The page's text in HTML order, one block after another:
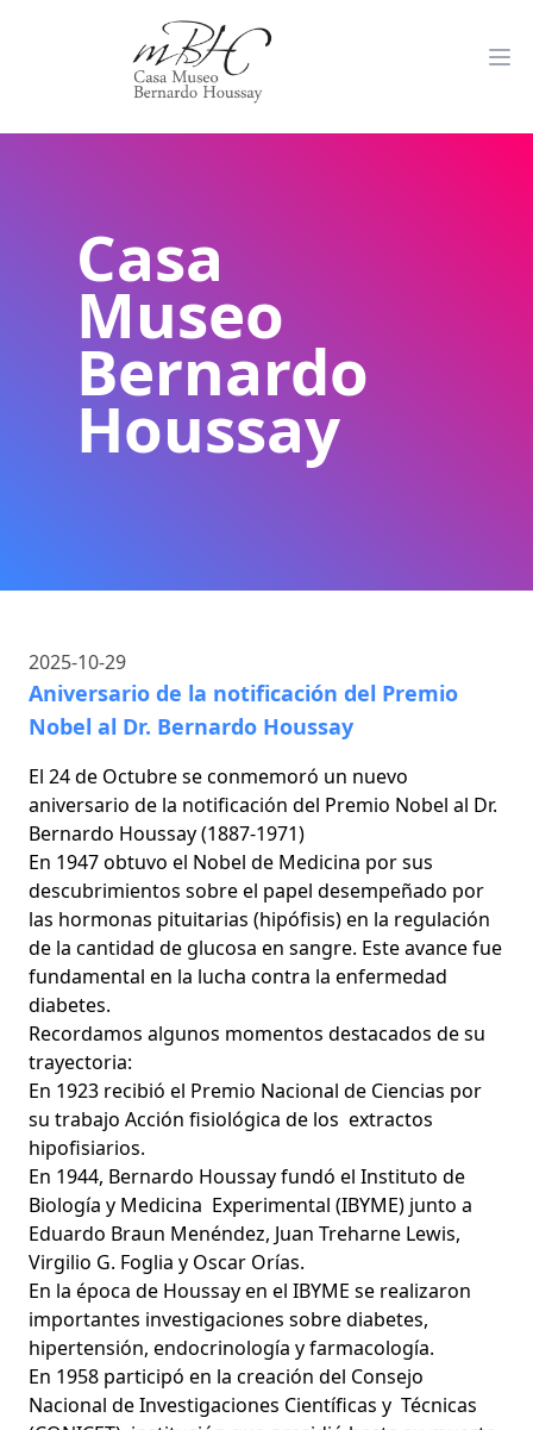
Casa
Museo
Bernardo
Houssay
2025-10-29
Aniversario de la notificación del Premio
Nobel al Dr. Bernardo Houssay
El 24 de Octubre se conmemoró un nuevo
aniversario de la notificación del Premio Nobel al Dr.
Bernardo Houssay (1887-1971)
En 1947 obtuvo el Nobel de Medicina por sus
descubrimientos sobre el papel desempeñado por
las hormonas pituitarias (hipófisis) en la regulación
de la cantidad de glucosa en sangre. Este avance fue
fundamental en la lucha contra la enfermedad
diabetes.
Recordamos algunos momentos destacados de su
trayectoria:
En 1923 recibió el Premio Nacional de Ciencias por
su trabajo Acción fisiológica de los extractos
hipofisiarios.
En 1944, Bernardo Houssay fundó el Instituto de
Biología y Medicina Experimental (IBYME) junto a
Eduardo Braun Menéndez, Juan Treharne Lewis,
Virgilio G. Foglia y Oscar Orías.
En la época de Houssay en el IBYME se realizaron
importantes investigaciones sobre diabetes,
hipertensión, endocrinología y farmacología.
En 1958 participó en la creación del Consejo
Nacional de Investigaciones Científicas y Técnicas